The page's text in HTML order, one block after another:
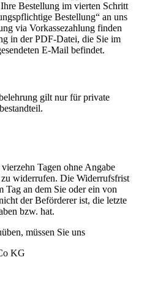
Bestellung im vierten Schritt
Bestellung“ an uns
via Vorkassezahlung finden
in der PDF-Datei, die Sie im
E-Mail befindet.
gilt nur für private
Tagen ohne Angabe
widerrufen. Die Widerrufsfrist
Tag an dem Sie oder ein von
der Beförderer ist, die letzte
bzw. hat.
müssen Sie uns
KG